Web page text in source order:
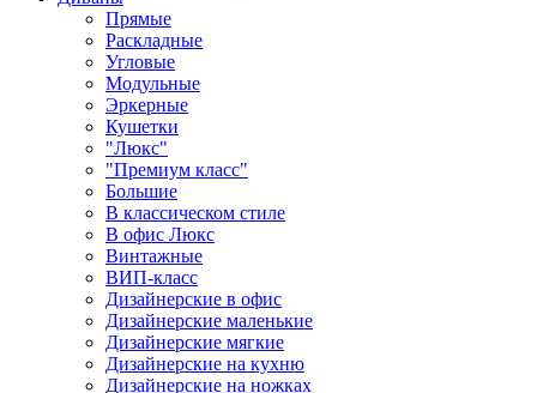
Прямые
Раскладные
Угловые
Модульные
Эркерные
Кушетки
"Люкс"
"Премиум класс"
Большие
В классическом стиле
В офис Люкс
Винтажные
ВИП-класс
Дизайнерские в офис
Дизайнерские маленькие
Дизайнерские мягкие
Дизайнерские на кухню
Дизайнерские на ножках